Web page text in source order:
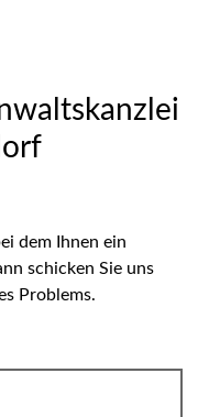
dem Ihnen ein
schicken Sie uns
Problems.